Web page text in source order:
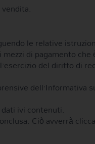
le relative
di pagamento che
del diritto di
dell’Informativa
ivi contenuti.
Ciò avverrà